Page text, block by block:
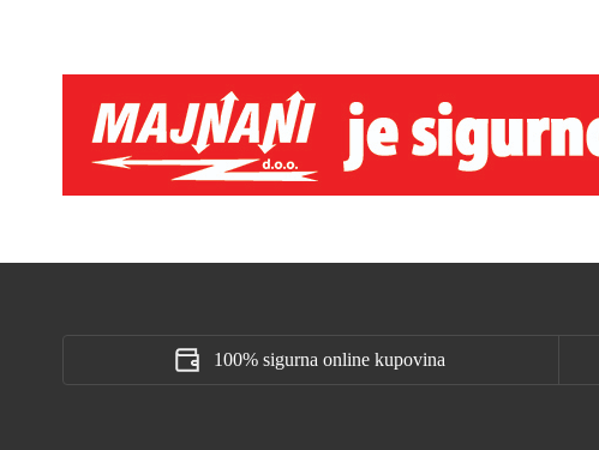
100% sigurna online kupovina